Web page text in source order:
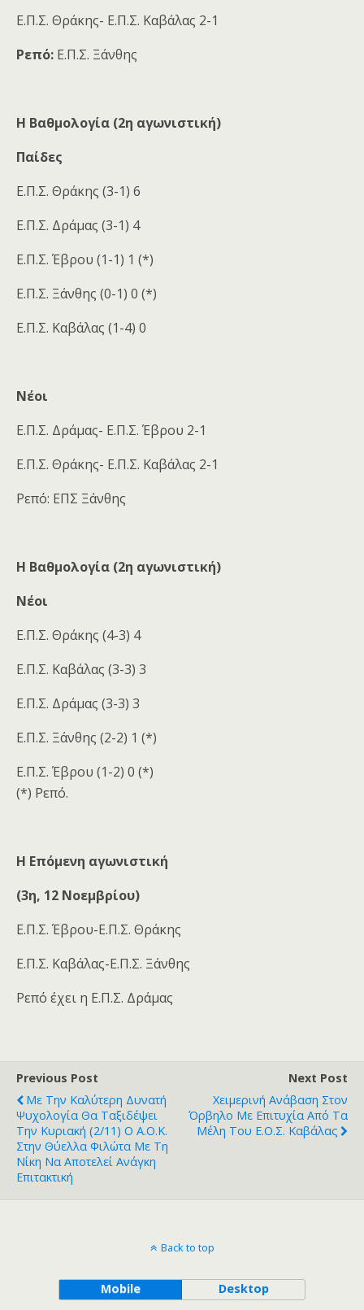
Ε.Π.Σ. Θράκης- Ε.Π.Σ. Καβάλας 2-1
Ρεπό: Ε.Π.Σ. Ξάνθης
Η Βαθμολογία (2η αγωνιστική)
Παίδες
Ε.Π.Σ. Θράκης (3-1) 6
Ε.Π.Σ. Δράμας (3-1) 4
Ε.Π.Σ. Έβρου (1-1) 1 (*)
Ε.Π.Σ. Ξάνθης (0-1) 0 (*)
Ε.Π.Σ. Καβάλας (1-4) 0
Νέοι
Ε.Π.Σ. Δράμας- Ε.Π.Σ. Έβρου 2-1
Ε.Π.Σ. Θράκης- Ε.Π.Σ. Καβάλας 2-1
Ρεπό: ΕΠΣ Ξάνθης
Η Βαθμολογία (2η αγωνιστική)
Νέοι
Ε.Π.Σ. Θράκης (4-3) 4
Ε.Π.Σ. Καβάλας (3-3) 3
Ε.Π.Σ. Δράμας (3-3) 3
Ε.Π.Σ. Ξάνθης (2-2) 1 (*)
Ε.Π.Σ. Έβρου (1-2) 0 (*)
(*) Ρεπό.
Η Επόμενη αγωνιστική
(3η, 12 Νοεμβρίου)
Ε.Π.Σ. Έβρου-Ε.Π.Σ. Θράκης
Ε.Π.Σ. Καβάλας-Ε.Π.Σ. Ξάνθης
Ρεπό έχει η Ε.Π.Σ. Δράμας
Previous Post
Με Την Καλύτερη Δυνατή
Ψυχολογία Θα Ταξιδέψει
Την Κυριακή (2/11) O A.O.K.
Στην Θύελλα Φιλώτα Με Τη
Νίκη Να Αποτελεί Ανάγκη
Επιτακτική
Next Post
Χειμερινή Ανάβαση Στον
Όρβηλο Με Επιτυχία Από Τα
Μέλη Του Ε.Ο.Σ. Καβάλας
Back to top
Mobile Desktop